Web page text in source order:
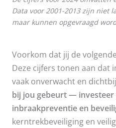
Data voor 2001-2013 zijn niet
maar kunnen opgevraagd
Voorkom dat jij de
Deze cijfers tonen aan dat
vaak onverwacht en
bij jou gebeurt — investeer
inbraakpreventie en
kerntrekbeveiliging en